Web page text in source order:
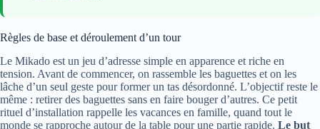
Règles de base et déroulement d’un tour
Le Mikado est un jeu d’adresse simple en apparence et riche en
tension. Avant de commencer, on rassemble les baguettes et on les
lâche d’un seul geste pour former un tas désordonné. L’objectif reste le
même : retirer des baguettes sans en faire bouger d’autres. Ce petit
rituel d’installation rappelle les vacances en famille, quand tout le
monde se rapproche autour de la table pour une partie rapide. Le but